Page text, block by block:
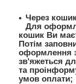
Через
Для
кошик Ви
Потім
оформлення
зв'яжеться
та
умов оплати;